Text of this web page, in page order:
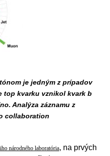
je jedným z prípadov
top kvarku vznikol kvark b
Analýza záznamu z
collaboration
národného laboratória, na prvých